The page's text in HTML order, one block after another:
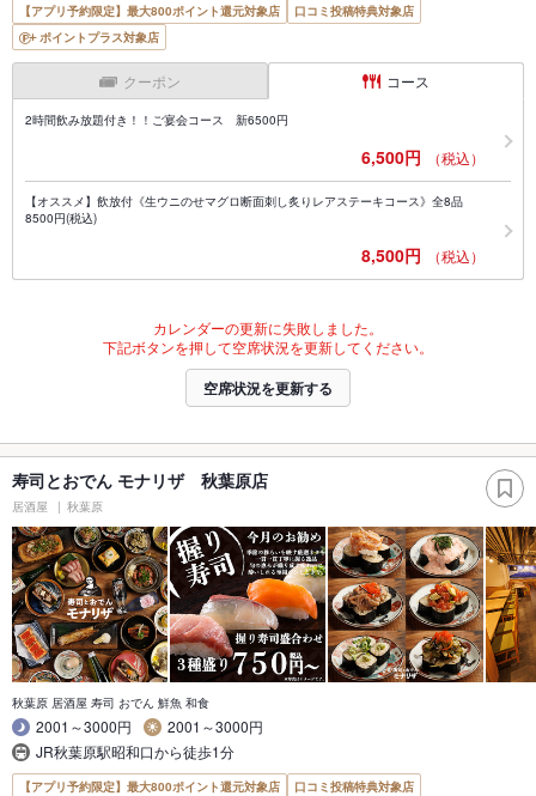
【アプリ予約限定】最大800ポイント還元対象店
口コミ投稿特典対象店
ポイントプラス対象店
クーポン コース
2時間飲み放題付き！！ご宴会コース 新6500円
6,500円 （税込）
【オススメ】飲放付《生ウニのせマグロ断面刺し炙りレアステーキコース》全8品
8500円(税込)
8,500円 （税込）
カレンダーの更新に失敗しました。
下記ボタンを押して空席状況を更新してください。
空席状況を更新する
寿司とおでん モナリザ 秋葉原店
居酒屋 秋葉原
秋葉原 居酒屋 寿司 おでん 鮮魚 和食
2001～3000円
2001～3000円
JR秋葉原駅昭和口から徒歩1分
【アプリ予約限定】最大800ポイント還元対象店 口コミ投稿特典対象店